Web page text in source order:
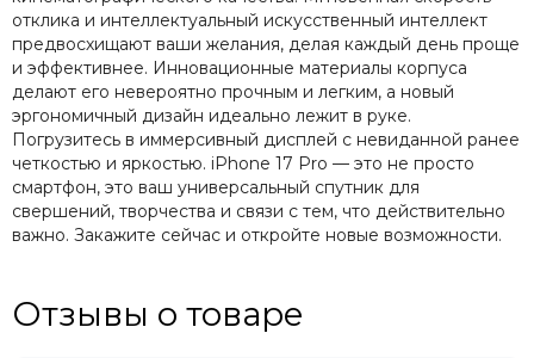
отклика и интеллектуальный искусственный интеллект
предвосхищают ваши желания, делая каждый день проще
и эффективнее. Инновационные материалы корпуса
делают его невероятно прочным и легким, а новый
эргономичный дизайн идеально лежит в руке.
Погрузитесь в иммерсивный дисплей с невиданной ранее
четкостью и яркостью. iPhone 17 Pro — это не просто
смартфон, это ваш универсальный спутник для
свершений, творчества и связи с тем, что действительно
важно. Закажите сейчас и откройте новые возможности.
Отзывы о товаре